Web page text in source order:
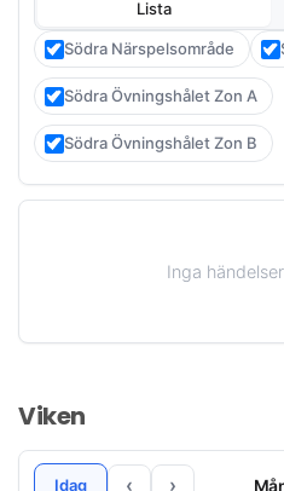
Lista
Södra Närspelsområde
Södra Övningshålet Zon A
Södra Övningshålet Zon B
Inga
Viken
Idag ‹ ›